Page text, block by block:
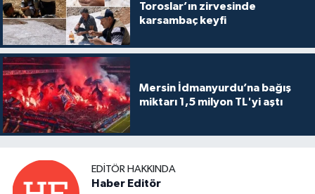
Toroslar’ın zirvesinde
karsambaç keyfi
Mersin İdmanyurdu’na bağış
miktarı 1,5 milyon TL'yi aştı
EDITÖR HAKKINDA
Haber Editör